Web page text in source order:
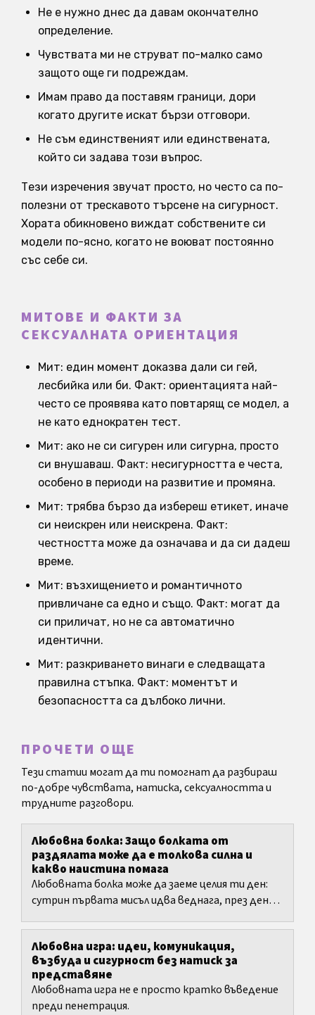
Не е нужно днес да давам окончателно
определение.
Чувствата ми не струват по-малко само
защото още ги подреждам.
Имам право да поставям граници, дори
когато другите искат бързи отговори.
Не съм единственият или единствената,
който си задава този въпрос.
Тези изречения звучат просто, но често са по-
полезни от трескавото търсене на сигурност.
Хората обикновено виждат собствените си
модели по-ясно, когато не воюват постоянно
със себе си.
МИТОВЕ И ФАКТИ ЗА
СЕКСУАЛНАТА ОРИЕНТАЦИЯ
Мит: един момент доказва дали си гей,
лесбийка или би. Факт: ориентацията най-
често се проявява като повтарящ се модел, а
не като еднократен тест.
Мит: ако не си сигурен или сигурна, просто
си внушаваш. Факт: несигурността е честа,
особено в периоди на развитие и промяна.
Мит: трябва бързо да избереш етикет, иначе
си неискрен или неискрена. Факт:
честността може да означава и да си дадеш
време.
Мит: възхищението и романтичното
привличане са едно и също. Факт: могат да
си приличат, но не са автоматично
идентични.
Мит: разкриването винаги е следващата
правилна стъпка. Факт: моментът и
безопасността са дълбоко лични.
ПРОЧЕТИ ОЩЕ
Тези статии могат да ти помогнат да разбираш
по-добре чувствата, натиска, сексуалността и
трудните разговори.
Любовна болка: Защо болката от
раздялата може да е толкова силна и
какво наистина помага
Любовната болка може да заеме целия ти ден:
сутрин първата мисъл идва веднага, през деня
въртиш в мисли,...
Любовна игра: идеи, комуникация,
възбуда и сигурност без натиск за
представяне
Любовната игра не е просто кратко въведение
преди пенетрация.